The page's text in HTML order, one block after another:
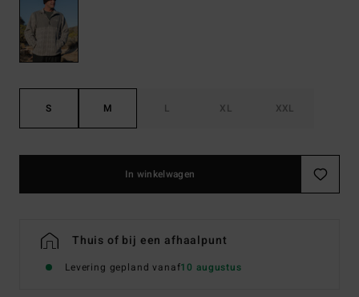
S M L XL XXL
In winkelwagen
Thuis of bij een afhaalpunt
Levering gepland vanaf10 augustus